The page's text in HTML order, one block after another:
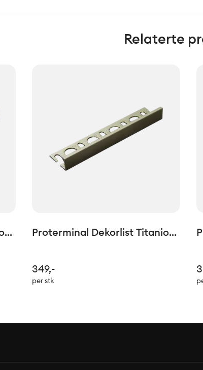
Relaterte
Proterminal Dekorlist Titanio
349,-
per stk